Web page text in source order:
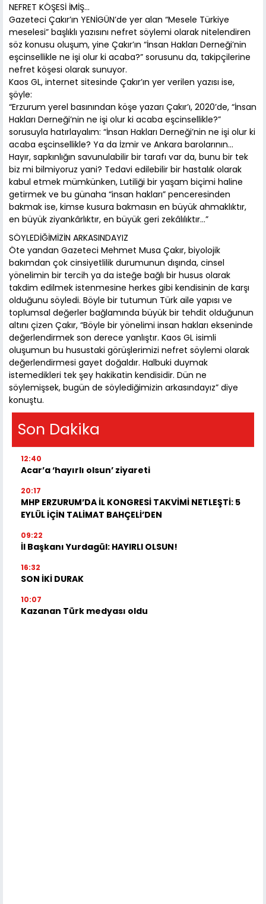
NEFRET KÖŞESİ İMİŞ…
Gazeteci Çakır’ın YENİGÜN’de yer alan “Mesele Türkiye
meselesi” başlıklı yazısını nefret söylemi olarak nitelendiren
söz konusu oluşum, yine Çakır’ın “İnsan Hakları Derneği’nin
eşcinsellikle ne işi olur ki acaba?” sorusunu da, takipçilerine
nefret köşesi olarak sunuyor.
Kaos GL, internet sitesinde Çakır’ın yer verilen yazısı ise,
şöyle:
“Erzurum yerel basınından köşe yazarı Çakır’ı, 2020’de, “İnsan
Hakları Derneği’nin ne işi olur ki acaba eşcinsellikle?”
sorusuyla hatırlayalım: “İnsan Hakları Derneği’nin ne işi olur ki
acaba eşcinsellikle? Ya da İzmir ve Ankara barolarının…
Hayır, sapkınlığın savunulabilir bir tarafı var da, bunu bir tek
biz mi bilmiyoruz yani? Tedavi edilebilir bir hastalık olarak
kabul etmek mümkünken, Lutiliği bir yaşam biçimi haline
getirmek ve bu günaha “insan hakları” penceresinden
bakmak ise, kimse kusura bakmasın en büyük ahmaklıktır,
en büyük ziyankârlıktır, en büyük geri zekâlılıktır…”
SÖYLEDİĞİMİZİN ARKASINDAYIZ
Öte yandan Gazeteci Mehmet Musa Çakır, biyolojik
bakımdan çok cinsiyetlilik durumunun dışında, cinsel
yönelimin bir tercih ya da isteğe bağlı bir husus olarak
takdim edilmek istenmesine herkes gibi kendisinin de karşı
olduğunu söyledi. Böyle bir tutumun Türk aile yapısı ve
toplumsal değerler bağlamında büyük bir tehdit olduğunun
altını çizen Çakır, “Böyle bir yönelimi insan hakları ekseninde
değerlendirmek son derece yanlıştır. Kaos GL isimli
oluşumun bu husustaki görüşlerimizi nefret söylemi olarak
değerlendirmesi gayet doğaldır. Halbuki duymak
istemedikleri tek şey hakikatin kendisidir. Dün ne
söylemişsek, bugün de söylediğimizin arkasındayız” diye
konuştu.
Son Dakika
12:40
Acar’a ‘hayırlı olsun’ ziyareti
20:17
MHP ERZURUM’DA İL KONGRESİ TAKVİMİ NETLEŞTİ: 5
EYLÜL İÇİN TALİMAT BAHÇELİ’DEN
09:22
İl Başkanı Yurdagül: HAYIRLI OLSUN!
16:32
SON İKİ DURAK
10:07
Kazanan Türk medyası oldu